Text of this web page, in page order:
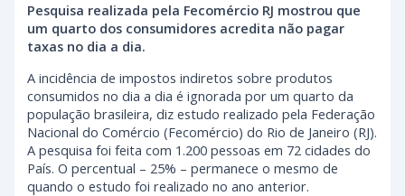
Pesquisa realizada pela Fecomércio RJ mostrou que
um quarto dos consumidores acredita não pagar
taxas no dia a dia.
A incidência de impostos indiretos sobre produtos
consumidos no dia a dia é ignorada por um quarto da
população brasileira, diz estudo realizado pela Federação
Nacional do Comércio (Fecomércio) do Rio de Janeiro (RJ).
A pesquisa foi feita com 1.200 pessoas em 72 cidades do
País. O percentual – 25% – permanece o mesmo de
quando o estudo foi realizado no ano anterior.